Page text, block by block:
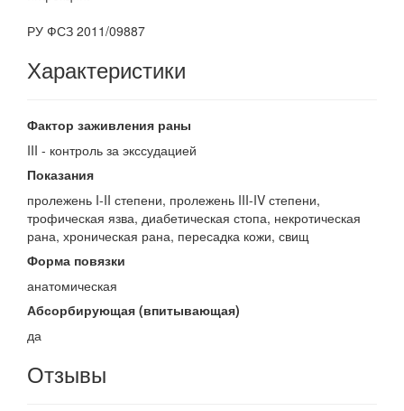
РУ ФСЗ 2011/09887
Характеристики
Фактор заживления раны
III - контроль за экссудацией
Показания
пролежень I-II степени, пролежень III-IV степени,
трофическая язва, диабетическая стопа, некротическая
рана, хроническая рана, пересадка кожи, свищ
Форма повязки
анатомическая
Абсорбирующая (впитывающая)
да
Отзывы